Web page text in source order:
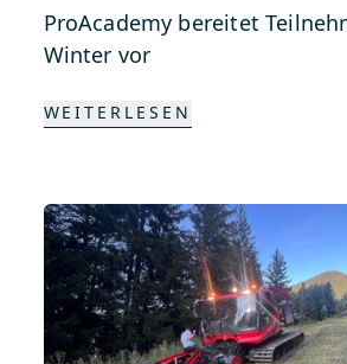
ProAcademy bereitet
Winter vor
WEITERLESEN